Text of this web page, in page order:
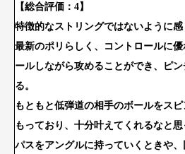
【総合評価：4】
特徴的なストリングではないように感
最新のポリらしく、コントロールに
ールしながら攻めることができ、ピ
る。
もともと低弾道の相手のボールをス
もっており、十分叶えてくれるなと思
パスをアングルに持っていくときや